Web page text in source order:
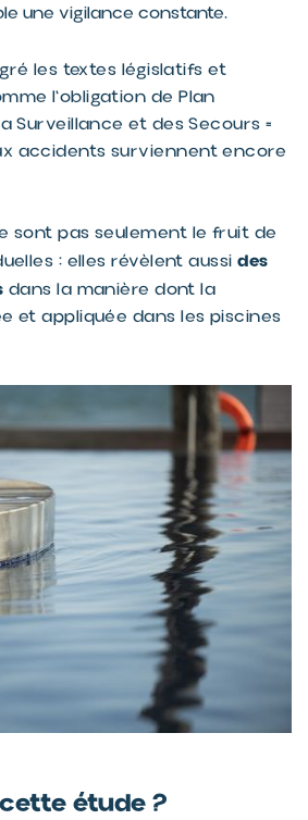
une vigilance constante.
les textes législatifs et
l'obligation de Plan
Surveillance et des Secours =
accidents surviennent encore
sont pas seulement le fruit de
: elles révèlent aussides
dans la manière dont la
et appliquée dans les piscines
étude ?